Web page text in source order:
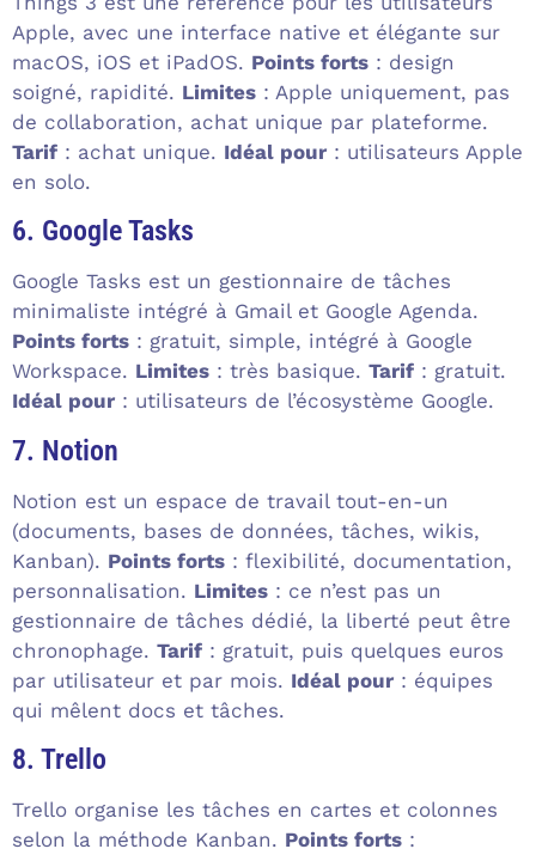
Apple, avec une interface native et élégante sur
macOS, iOS et iPadOS. Points forts : design
soigné, rapidité. Limites : Apple uniquement, pas
de collaboration, achat unique par plateforme.
Tarif : achat unique. Idéal pour : utilisateurs Apple
en solo.
6. Google Tasks
Google Tasks est un gestionnaire de tâches
minimaliste intégré à Gmail et Google Agenda.
Points forts : gratuit, simple, intégré à Google
Workspace. Limites : très basique. Tarif : gratuit.
Idéal pour : utilisateurs de l’écosystème Google.
7. Notion
Notion est un espace de travail tout-en-un
(documents, bases de données, tâches, wikis,
Kanban). Points forts : flexibilité, documentation,
personnalisation. Limites : ce n’est pas un
gestionnaire de tâches dédié, la liberté peut être
chronophage. Tarif : gratuit, puis quelques euros
par utilisateur et par mois. Idéal pour : équipes
qui mêlent docs et tâches.
8. Trello
Trello organise les tâches en cartes et colonnes
selon la méthode Kanban. Points forts :